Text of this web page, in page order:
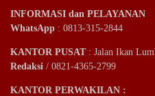
INFORMASI dan PELAYANAN
WhatsApp : 0813-315-2844
KANTOR PUSAT: Jalan Ikan
Redaksi / 0821-4365-2799
KANTOR PERWAKILAN :